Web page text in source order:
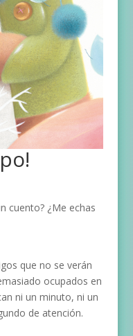
cuento? ¿Me echas
que no se verán
ocupados en
ni un minuto, ni un
de atención.